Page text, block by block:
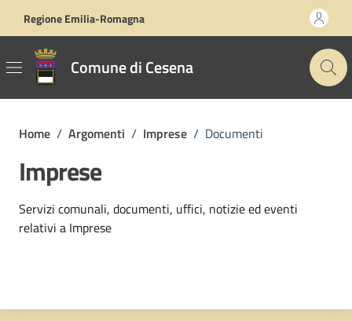
Regione Emilia-Romagna
Comune di Cesena
Home / Argomenti / Imprese / Documenti
Imprese
Dettagli dell'argomento
Servizi comunali, documenti, uffici, notizie ed eventi
relativi a Imprese